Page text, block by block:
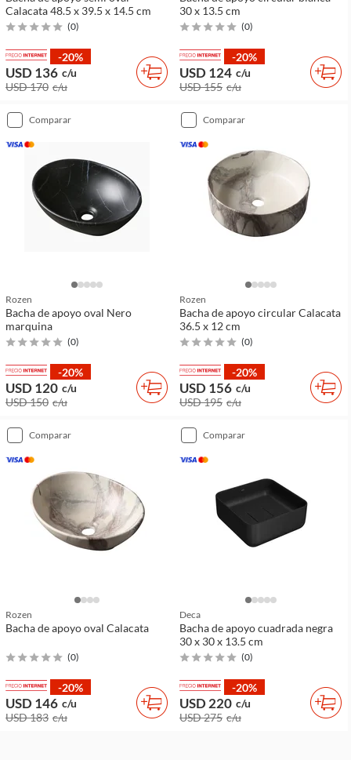
Calacata 48.5 x 39.5 x 14.5 cm
(0)
-20%
USD 136 c/u
USD 170 c/u
30 x 13.5 cm
(0)
-20%
USD 124 c/u
USD 155 c/u
comparar
Rozen
Bacha de apoyo oval Nero
marquina
(0)
-20%
USD 120 c/u
USD 150 c/u
comparar
Rozen
Bacha de apoyo circular Calacata
36.5 x 12 cm
(0)
-20%
USD 156 c/u
USD 195 c/u
comparar
Rozen
Bacha de apoyo oval Calacata
(0)
-20%
USD 146 c/u
USD 183 c/u
comparar
Deca
Bacha de apoyo cuadrada negra
30 x 30 x 13.5 cm
(0)
-20%
USD 220 c/u
USD 275 c/u